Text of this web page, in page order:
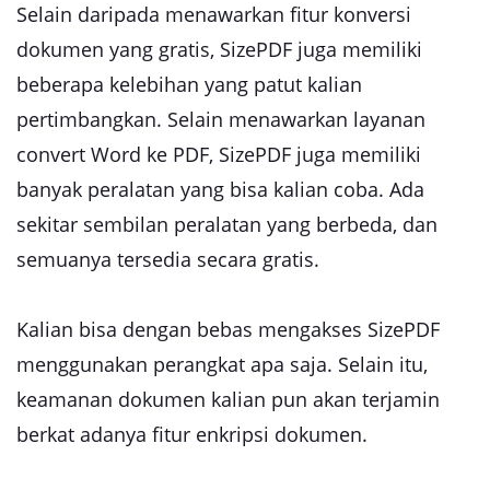
Selain daripada menawarkan fitur konversi
dokumen yang gratis, SizePDF juga memiliki
beberapa kelebihan yang patut kalian
pertimbangkan. Selain menawarkan layanan
convert Word ke PDF, SizePDF juga memiliki
banyak peralatan yang bisa kalian coba. Ada
sekitar sembilan peralatan yang berbeda, dan
semuanya tersedia secara gratis.
Kalian bisa dengan bebas mengakses SizePDF
menggunakan perangkat apa saja. Selain itu,
keamanan dokumen kalian pun akan terjamin
berkat adanya fitur enkripsi dokumen.